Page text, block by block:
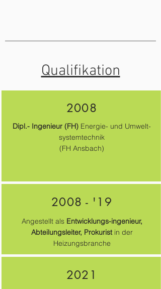
Qualifikation
2008
Dipl.- Ingenieur (FH) Energie- und Umwelt-
systemtechnik
(FH Ansbach)
2008 - '19
Angestellt als Entwicklungs-ingenieur,
Abteilungsleiter, Prokurist in der
Heizungsbranche
2021